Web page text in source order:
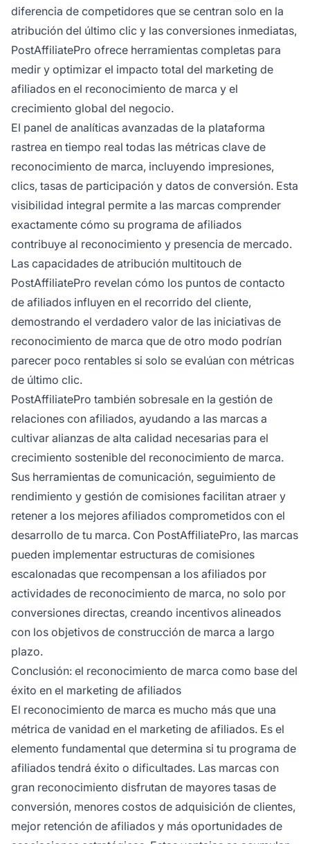
diferencia de competidores que se centran solo en la
atribución del último clic y las conversiones inmediatas,
PostAffiliatePro ofrece herramientas completas para
medir y optimizar el impacto total del marketing de
afiliados en el reconocimiento de marca y el
crecimiento global del negocio.
El panel de analíticas avanzadas de la plataforma
rastrea en tiempo real todas las métricas clave de
reconocimiento de marca, incluyendo impresiones,
clics, tasas de participación y datos de conversión. Esta
visibilidad integral permite a las marcas comprender
exactamente cómo su programa de afiliados
contribuye al reconocimiento y presencia de mercado.
Las capacidades de atribución multitouch de
PostAffiliatePro revelan cómo los puntos de contacto
de afiliados influyen en el recorrido del cliente,
demostrando el verdadero valor de las iniciativas de
reconocimiento de marca que de otro modo podrían
parecer poco rentables si solo se evalúan con métricas
de último clic.
PostAffiliatePro también sobresale en la gestión de
relaciones con afiliados, ayudando a las marcas a
cultivar alianzas de alta calidad necesarias para el
crecimiento sostenible del reconocimiento de marca.
Sus herramientas de comunicación, seguimiento de
rendimiento y gestión de comisiones facilitan atraer y
retener a los mejores afiliados comprometidos con el
desarrollo de tu marca. Con PostAffiliatePro, las marcas
pueden implementar estructuras de comisiones
escalonadas que recompensan a los afiliados por
actividades de reconocimiento de marca, no solo por
conversiones directas, creando incentivos alineados
con los objetivos de construcción de marca a largo
plazo.
Conclusión: el reconocimiento de marca como base del
éxito en el marketing de afiliados
El reconocimiento de marca es mucho más que una
métrica de vanidad en el marketing de afiliados. Es el
elemento fundamental que determina si tu programa de
afiliados tendrá éxito o dificultades. Las marcas con
gran reconocimiento disfrutan de mayores tasas de
conversión, menores costos de adquisición de clientes,
mejor retención de afiliados y más oportunidades de